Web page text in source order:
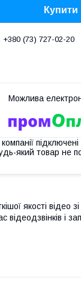
Купити
+380 (73) 727-02-20
який товар не
якості відео
відеодзвінків і